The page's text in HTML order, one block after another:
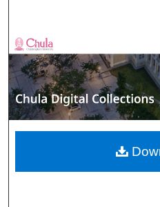
Browse
My
Digital